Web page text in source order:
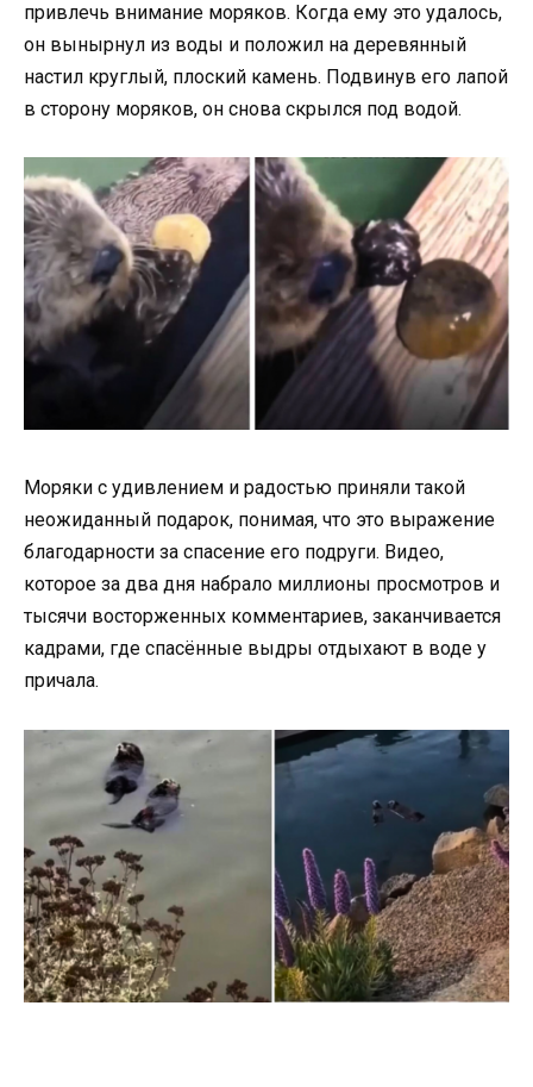
привлечь внимание моряков. Когда ему это удалось,
он вынырнул из воды и положил на деревянный
настил круглый, плоский камень. Подвинув его лапой
в сторону моряков, он снова скрылся под водой.
Моряки с удивлением и радостью приняли такой
неожиданный подарок, понимая, что это выражение
благодарности за спасение его подруги. Видео,
которое за два дня набрало миллионы просмотров и
тысячи восторженных комментариев, заканчивается
кадрами, где спасённые выдры отдыхают в воде у
причала.